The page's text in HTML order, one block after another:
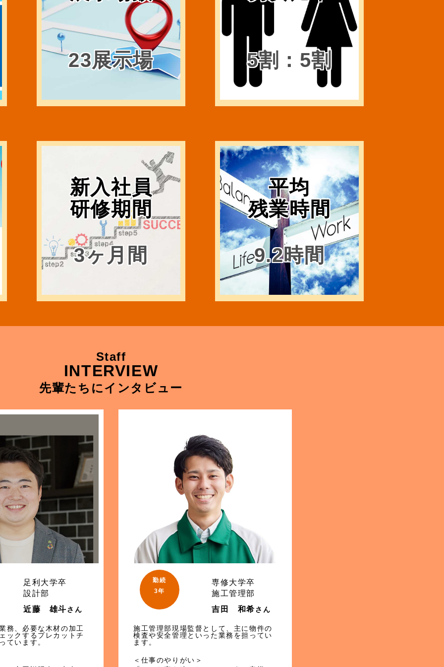
23展示場 5割：5割
新入社員
研修期間
3ヶ月間
平均
残業時間
9.2時間
Staff
INTERVIEW
先輩たちにインタビュー
足利大学卒
設計部
近藤 雄斗さん
務、必要な木材の加工
ックするプレカットチ
ています。
勤続
3年
専修大学卒
施工管理部
吉田 和希さん
施工管理部現場監督として、主に物件の
検査や安全管理といった業務を担ってい
ます。
＜仕事のやりがい＞